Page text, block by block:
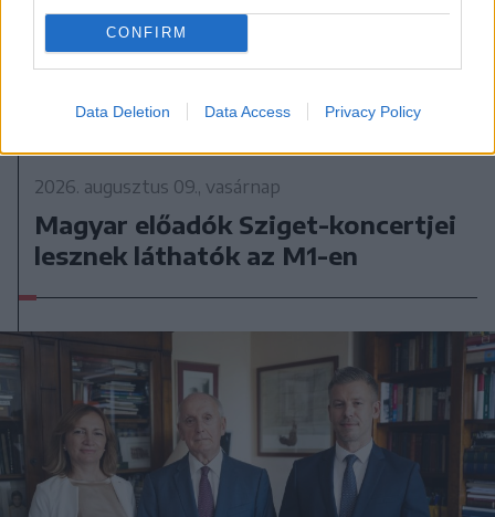
CONFIRM
Data Deletion Data Access Privacy Policy
2026. augusztus 09., vasárnap
Magyar előadók Sziget-koncertjei
lesznek láthatók az M1-en